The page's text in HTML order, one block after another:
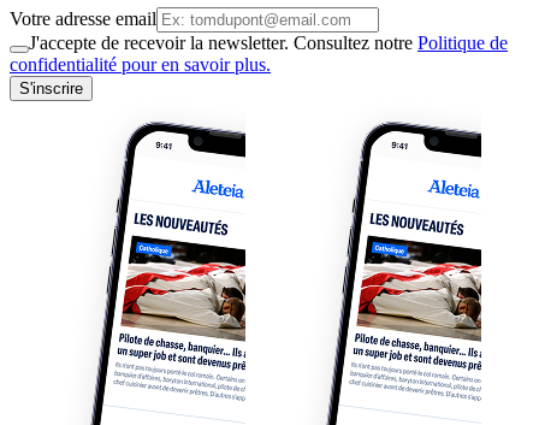
Votre adresse email
J'accepte de recevoir la newsletter. Consultez notre Politique de
confidentialité pour en savoir plus.
S'inscrire